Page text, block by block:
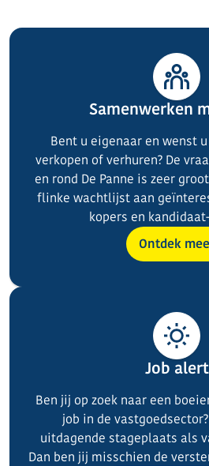
Samenwerken
Bent u eigenaar en wenst
verkopen of verhuren? De
en rond De Panne is zeer
flinke wachtlijst aan
kopers en
Ontdek
Job alert
Ben jij op zoek naar een
job in de
uitdagende stageplaats als
Dan ben jij misschien de